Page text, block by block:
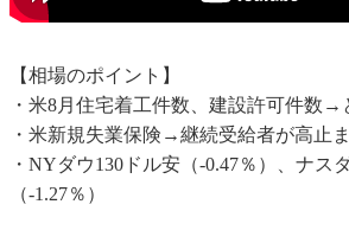
【相場のポイント】
・米8月住宅着工件数、建設許可件数→
・米新規失業保険→継続受給者が高止ま
・NYダウ130ドル安（-0.47％）、ナス
（-1.27％）